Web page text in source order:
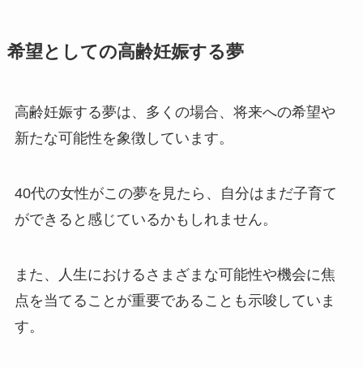
希望としての高齢妊娠する夢
高齢妊娠する夢は、多くの場合、将来への希望や
新たな可能性を象徴しています。
40代の女性がこの夢を見たら、自分はまだ子育て
ができると感じているかもしれません。
また、人生におけるさまざまな可能性や機会に焦
点を当てることが重要であることも示唆していま
す。